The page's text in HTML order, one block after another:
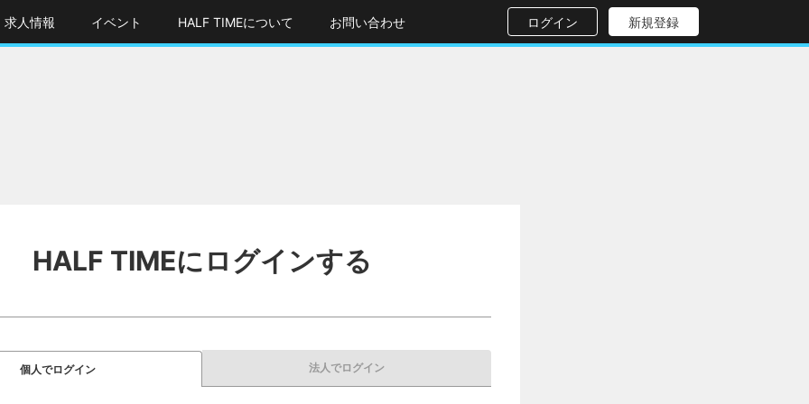
求人情報 イベント HALF TIMEについて お問い合わせ ログイン 新規登録
HALF TIMEにログインする
個人でログイン 法人でログイン